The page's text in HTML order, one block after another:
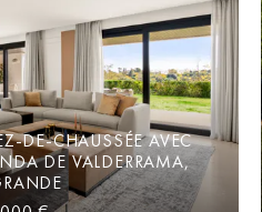
DE-CHAUSSÉE AVEC
DE VALDERRAMA,